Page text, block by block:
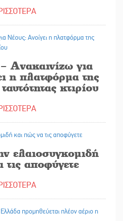
Ανακαινίζω για
η πλατφόρμα της
κτιρίου
ελαιοσυγκομιδή
αποφύγετε